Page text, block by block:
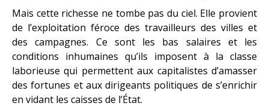
Mais cette richesse ne tombe pas du ciel. Elle provient
de l’exploitation féroce des travailleurs des villes et
des campagnes. Ce sont les bas salaires et les
conditions inhumaines qu’ils imposent à la classe
laborieuse qui permettent aux capitalistes d’amasser
des fortunes et aux dirigeants politiques de s’enrichir
en vidant les caisses de l’État.